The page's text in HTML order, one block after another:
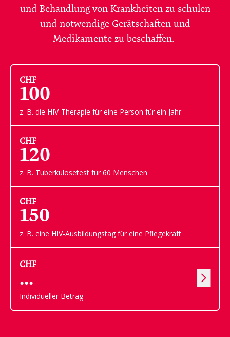
und Behandlung von Krankheiten zu schulen
und notwendige Gerätschaften und
Medikamente zu beschaffen.
CHF
100
z. B. die HIV-Therapie für eine Person für ein Jahr
CHF
120
z. B. Tuberkulosetest für 60 Menschen
CHF
150
z. B. eine HIV-Ausbildungstag für eine Pflegekraft
CHF
Individueller Betrag